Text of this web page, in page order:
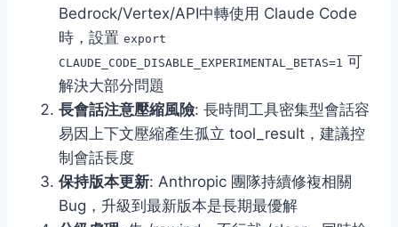
Bedrock/Vertex/API中轉使用 Claude Code
時，設置 export
CLAUDE_CODE_DISABLE_EXPERIMENTAL_BETAS=1 可
解決大部分問題
長會話注意壓縮風險: 長時間工具密集型會話容
易因上下文壓縮產生孤立 tool_result，建議控
制會話長度
保持版本更新: Anthropic 團隊持續修複相關
Bug，升級到最新版本是長期最優解